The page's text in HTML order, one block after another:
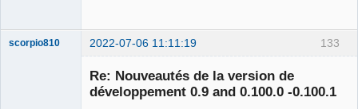
133
scorpio810 2022-07-06 11:11:19
Re: Nouveautés de la version de
développement 0.9 and 0.100.0 -0.100.1